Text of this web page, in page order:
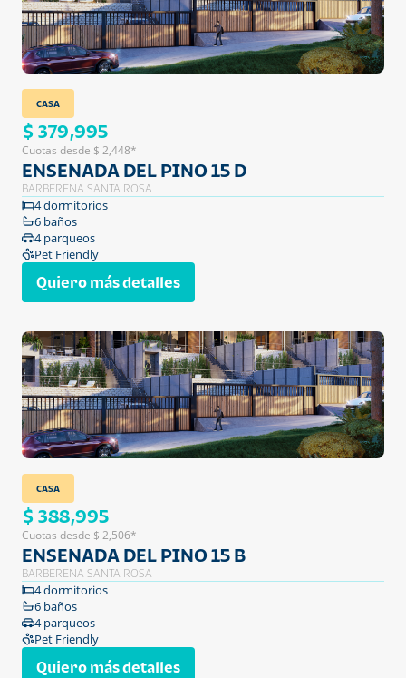
CASA
$ 379,995
Cuotas desde $ 2,448*
ENSENADA DEL PINO 15 D
BARBERENA SANTA ROSA
4 dormitorios
6 baños
4 parqueos
Pet Friendly
Quiero más detalles
CASA
$ 388,995
Cuotas desde $ 2,506*
ENSENADA DEL PINO 15 B
BARBERENA SANTA ROSA
4 dormitorios
6 baños
4 parqueos
Pet Friendly
Quiero más detalles